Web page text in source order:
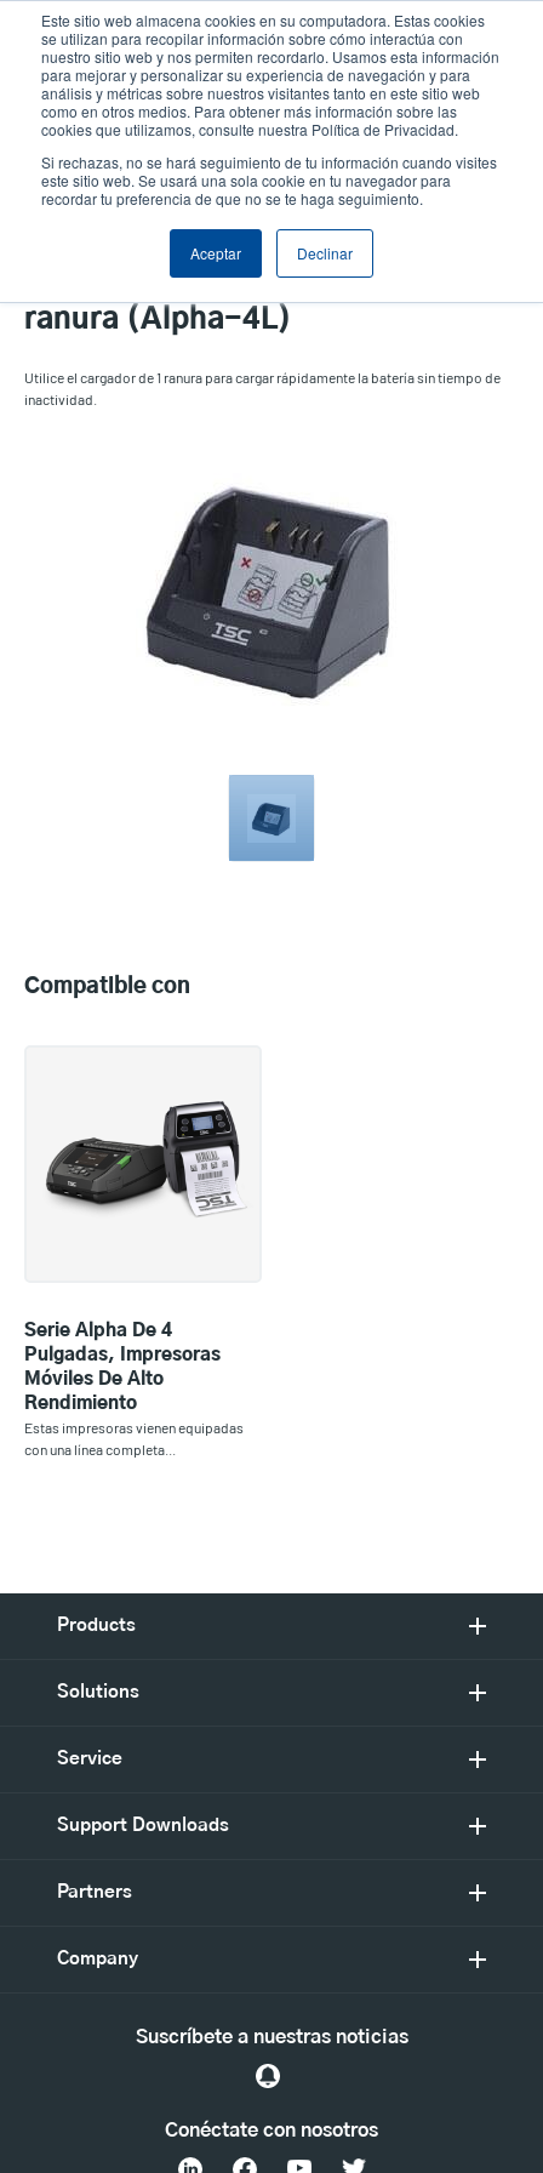
Este sitio web almacena cookies en su computadora. Estas cookies
se utilizan para recopilar información sobre cómo interactúa con
nuestro sitio web y nos permiten recordarlo. Usamos esta información
para mejorar y personalizar su experiencia de navegación y para
análisis y métricas sobre nuestros visitantes tanto en este sitio web
como en otros medios. Para obtener más información sobre las
cookies que utilizamos, consulte nuestra Política de Privacidad.
Si rechazas, no se hará seguimiento de tu información cuando visites
este sitio web. Se usará una sola cookie en tu navegador para
recordar tu preferencia de que no se te haga seguimiento.
Aceptar Declinar
contenido
principal
User
account
menu
User
Header
Selector de productos
Cargador de batería de 1
ranura (Alpha-4L)
Utilice el cargador de 1 ranura para cargar rápidamente la batería sin tiempo de
inactividad.
Compatible con
Serie Alpha De 4
Pulgadas, Impresoras
Móviles De Alto
Rendimiento
Estas impresoras vienen equipadas
con una línea completa...
Products
Solutions
Service
Support Downloads
Partners
Company
Conéctate con nosotros
Suscríbete a nuestras noticias